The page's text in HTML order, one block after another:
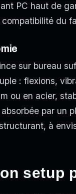
PC haut de
du
sur bureau
: flexions,
ou en acier,
par un
à
setup